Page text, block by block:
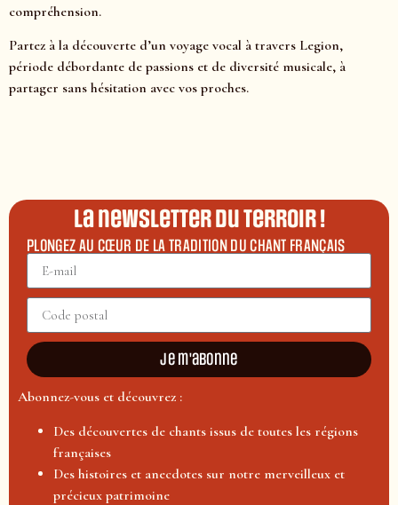
compréhension.
Partez à la découverte d’un voyage vocal à travers Legion,
période débordante de passions et de diversité musicale, à
partager sans hésitation avec vos proches.
La newsletter du terroir !
PLONGEZ AU CŒUR DE LA TRADITION DU CHANT FRANÇAIS
Je m'abonne
Abonnez-vous et découvrez :
Des découvertes de chants issus de toutes les régions
françaises
Des histoires et anecdotes sur notre merveilleux et
précieux patrimoine